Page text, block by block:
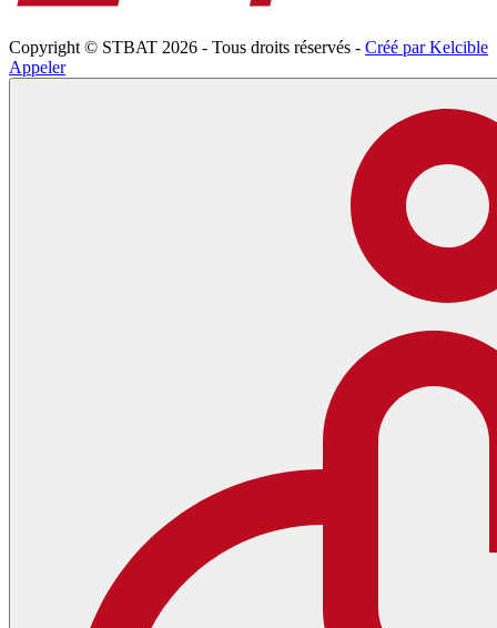
Copyright © STBAT 2026 - Tous droits réservés - Créé par Kelcible
Appeler